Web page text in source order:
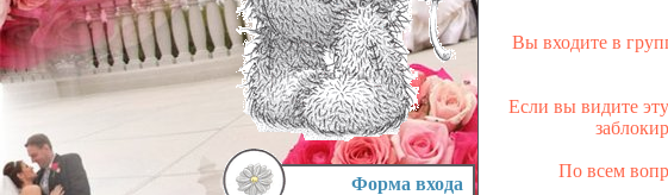
Форма входа
Вы входите в
Если вы видите
По всем